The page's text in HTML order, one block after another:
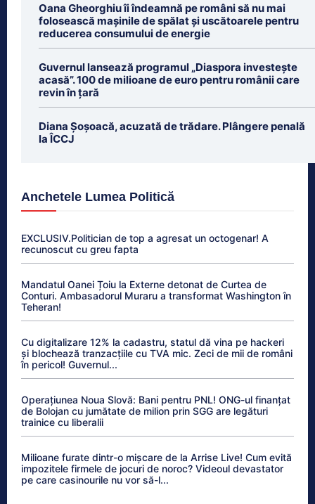
Oana Gheorghiu îi îndeamnă pe români să nu mai
folosească mașinile de spălat și uscătoarele pentru
reducerea consumului de energie
Guvernul lansează programul „Diaspora investește
acasă”. 100 de milioane de euro pentru românii care
revin în țară
Diana Șoșoacă, acuzată de trădare. Plângere penală
la ÎCCJ
Anchetele Lumea Politică
EXCLUSIV.Politician de top a agresat un octogenar! A
recunoscut cu greu fapta
Mandatul Oanei Țoiu la Externe detonat de Curtea de
Conturi. Ambasadorul Muraru a transformat Washington în
Teheran!
Cu digitalizare 12% la cadastru, statul dă vina pe hackeri
și blochează tranzacțiile cu TVA mic. Zeci de mii de români
în pericol! Guvernul...
Operațiunea Noua Slovă: Bani pentru PNL! ONG-ul finanțat
de Bolojan cu jumătate de milion prin SGG are legături
trainice cu liberalii
Milioane furate dintr-o mișcare de la Arrise Live! Cum evită
impozitele firmele de jocuri de noroc? Videoul devastator
pe care casinourile nu vor să-l...